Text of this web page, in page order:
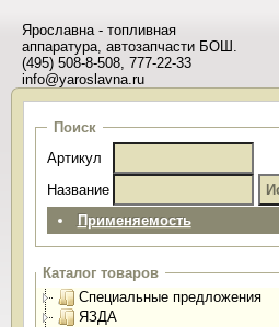
Ярославна - топливная
аппаратура, автозапчасти БОШ.
(495) 508-8-508, 777-22-33
info@yaroslavna.ru
Поиск
Артикул
Название
Применяемость
Каталог товаров
Специальные предложения
ЯЗДА